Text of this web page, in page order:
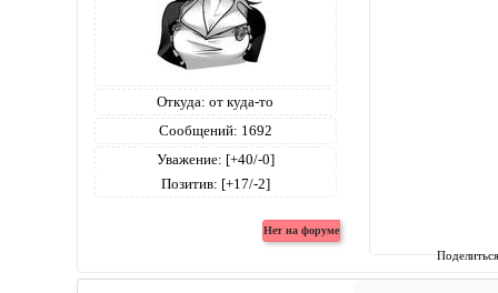
Откуда: от куда-то
Сообщений: 1692
Уважение: [+40/-0]
Позитив: [+17/-2]